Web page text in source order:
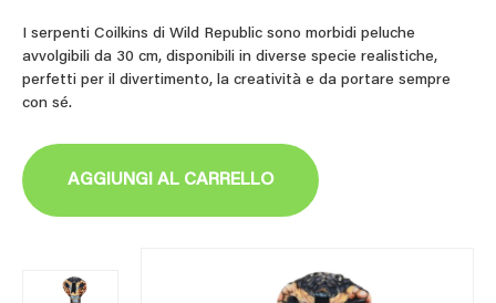
I serpenti Coilkins di Wild Republic sono morbidi peluche
avvolgibili da 30 cm, disponibili in diverse specie realistiche,
perfetti per il divertimento, la creatività e da portare sempre
con sé.
AGGIUNGI AL CARRELLO